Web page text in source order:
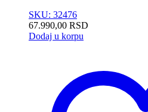
SKU: 32476
67.990,00 RSD
Dodaj u korpu